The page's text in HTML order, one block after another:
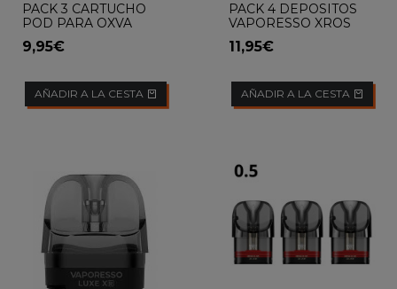
PACK 3 CARTUCHO
POD PARA OXVA
ONEO 2ML
9,95€
AÑADIR A LA CESTA
PACK 4 DEPOSITOS
VAPORESSO XROS
PRO SERIES
11,95€
AÑADIR A LA CESTA